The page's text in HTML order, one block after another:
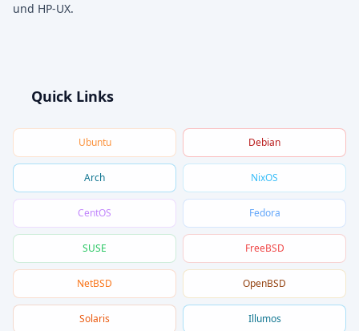
und HP-UX.
Quick Links
Ubuntu Debian
Arch NixOS
CentOS Fedora
SUSE FreeBSD
NetBSD OpenBSD
Solaris Illumos